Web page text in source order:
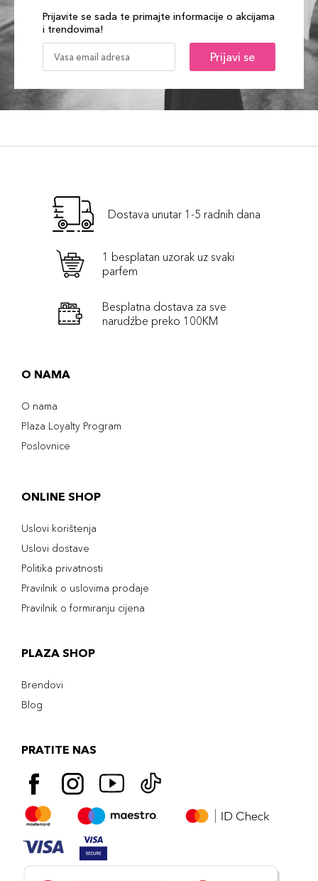
Prijavite se sada te primajte informacije o akcijama
i trendovima!
Prijavi se
Dostava unutar 1-5 radnih dana
1 besplatan uzorak uz svaki
parfem
Besplatna dostava za sve
narudźbe preko 100KM
O NAMA
O nama
Plaza Loyalty Program
Poslovnice
ONLINE SHOP
Uslovi korištenja
Uslovi dostave
Politika privatnosti
Pravilnik o uslovima prodaje
Pravilnik o formiranju cijena
PLAZA SHOP
Brendovi
Blog
PRATITE NAS